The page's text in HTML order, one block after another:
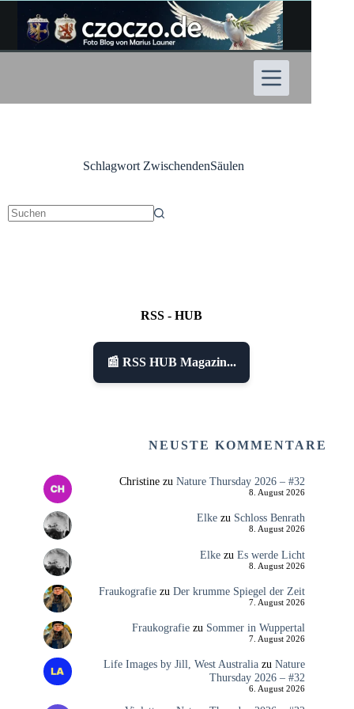
Inhalt
springen
Schlagwort ZwischendenSäulen
RSS - HUB
📰 RSS HUB Magazin...
NEUSTE KOMMENTARE
Christinezu Nature Thursday 2026 – #32
8. August 2026
Elkezu Schloss Benrath
8. August 2026
Elkezu Es werde Licht
8. August 2026
Fraukografiezu Der krumme Spiegel der Zeit
7. August 2026
Fraukografiezu Sommer in Wuppertal
7. August 2026
Life Images by Jill, West Australiazu Nature
Thursday 2026 – #32
6. August 2026